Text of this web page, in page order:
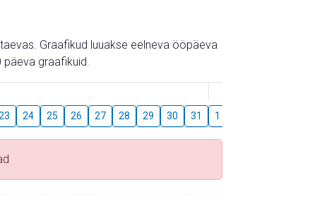
Graafikud luuakse eelneva ööpäeva
graafikuid.
24 25 26 27 28 29 30 31 1